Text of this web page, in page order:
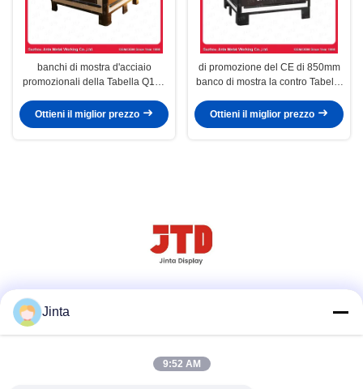
banchi di mostra d'acciaio
promozionali della Tabella Q195
Ottieni il miglior prezzo
di promozione del CE di 850mm
banco di mostra la contro Tabella
Ottieni il miglior prezzo
Jinta
9:52 AM